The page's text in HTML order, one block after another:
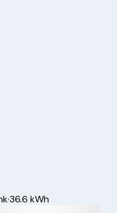
·36.6 kWh